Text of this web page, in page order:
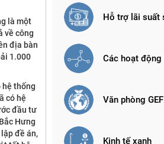
là một
về công
địa bàn
1.000
hệ thống
có hệ
đầu tư
Hưng
đề án,
Hỗ trợ lãi suất
Các hoạt động
Văn phòng
Kinh tế xanh